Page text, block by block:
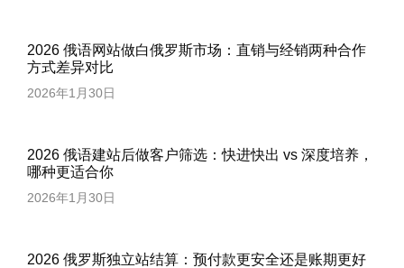
2026 俄语网站做白俄罗斯市场：直销与经销两种合作
方式差异对比
2026年1月30日
2026 俄语建站后做客户筛选：快进快出 vs 深度培养，
哪种更适合你
2026年1月30日
2026 俄罗斯独立站结算：预付款更安全还是账期更好